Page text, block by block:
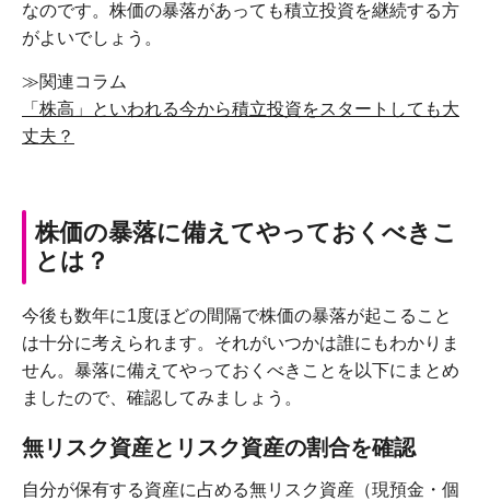
なのです。株価の暴落があっても積立投資を継続する方
がよいでしょう。
≫関連コラム
「株高」といわれる今から積立投資をスタートしても大
丈夫？
株価の暴落に備えてやっておくべきこ
とは？
今後も数年に1度ほどの間隔で株価の暴落が起こること
は十分に考えられます。それがいつかは誰にもわかりま
せん。暴落に備えてやっておくべきことを以下にまとめ
ましたので、確認してみましょう。
無リスク資産とリスク資産の割合を確認
自分が保有する資産に占める無リスク資産（現預金・個